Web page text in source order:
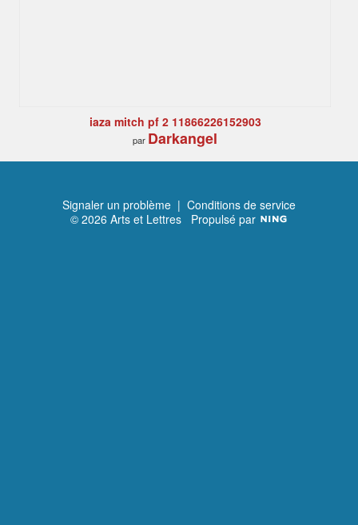
iaza mitch pf 2 11866226152903
par Darkangel
Signaler un problème | Conditions de service
© 2026 Arts et Lettres Propulsé par